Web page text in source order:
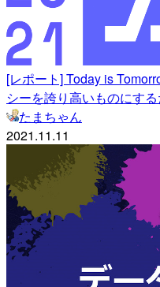
[レポート] Today is
シーを誇り高いものにす
たまちゃん
2021.11.11